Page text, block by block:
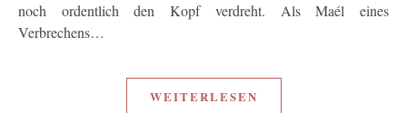
noch ordentlich den Kopf verdreht. Als Maél eines
Verbrechens…
WEITERLESEN